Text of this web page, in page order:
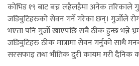
कोभिड १९ बाट बच्न लहैलहैमा अनेक तरिकाले
जडिबुटिहरुको सेवन गर्ने गरेका छन्। गुर्जोले
भएता पनि गुर्जो खाएपछि सबै ठीक हुन्छ भन्ने
जडिबुटिहरु ठीक मात्रामा सेवन गर्नुको साथै
सरसफाइ तथा भौतिक दुरी कायम गरी दैनिक